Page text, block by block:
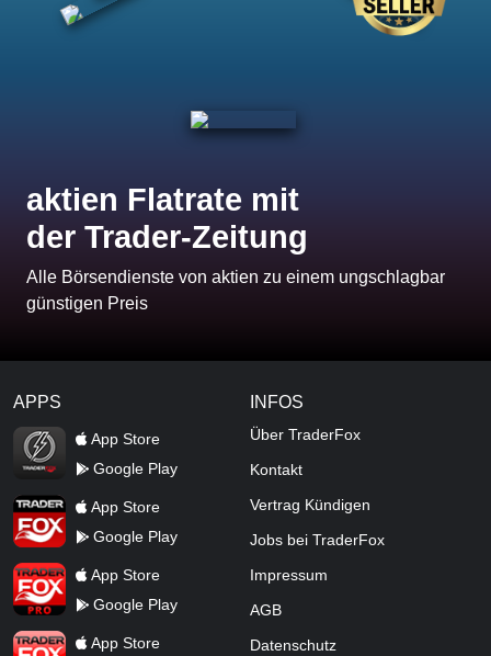
aktien Flatrate mit
der Trader-Zeitung
Alle Börsendienste von aktien zu einem ungschlagbar
günstigen Preis
APPS
TraderFox Flash
App Store
Google Play
TraderFox AppApp Store
Google Play
TraderFox ProApp Store
Google Play
TraderFox dpa-AFX ProFeed
App Store
INFOS
Über TraderFox
Kontakt
Vertrag Kündigen
Jobs bei TraderFox
Impressum
AGB
Datenschutz